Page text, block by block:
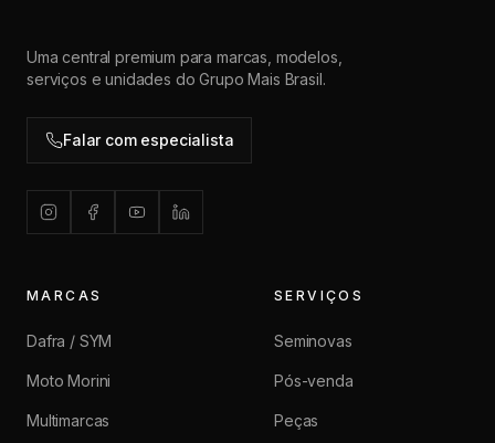
Uma central premium para marcas, modelos,
serviços e unidades do Grupo Mais Brasil.
Falar com especialista
MARCAS
Dafra / SYM
Moto Morini
Multimarcas
SERVIÇOS
Seminovas
Pós-venda
Peças